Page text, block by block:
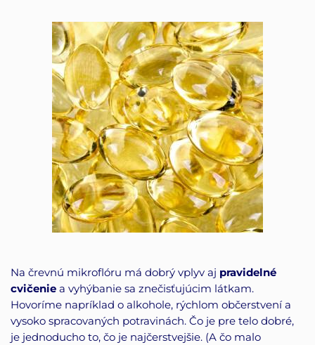
Na črevnú mikroflóru má dobrý vplyv aj pravidelné
cvičenie a vyhýbanie sa znečisťujúcim látkam.
Hovoríme napríklad o alkohole, rýchlom občerstvení a
vysoko spracovaných potravinách. Čo je pre telo dobré,
je jednoducho to, čo je najčerstvejšie. (A čo malo